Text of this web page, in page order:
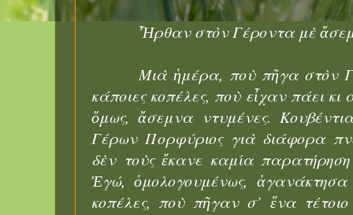
Ἦρθαν στὸν Γέροντα μὲ
Μιὰ ἡμέρα, ποὺ πῆγα στὸν
κάποιες κοπέλες, ποὺ εἶχαν πάει
ὅμως, ἄσεμνα ντυμένες.
Γέρων Πορφύριος γιὰ διάφορα
δὲν τοὺς ἔκανε καμία
Ἐγώ, ὁμολογουμένως, ἀγανάκτησα
κοπέλες, ποὺ πῆγαν σ’ ἕνα